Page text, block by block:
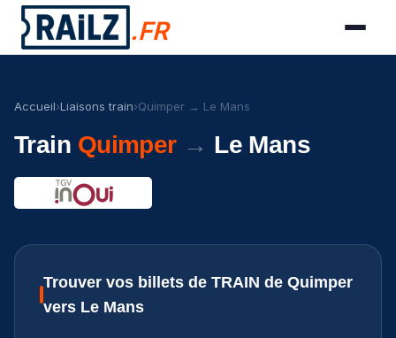
.FR
Accueil›Liaisons train›Quimper → Le Mans
Train Quimper → Le Mans
Trouver vos billets de TRAIN de Quimper
vers Le Mans